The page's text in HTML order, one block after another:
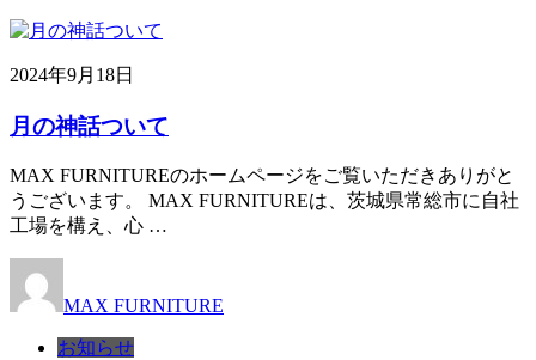
2024年9月18日
月の神話ついて
MAX FURNITUREのホームページをご覧いただきありがと
うございます。 MAX FURNITUREは、茨城県常総市に自社
工場を構え、心 …
MAX FURNITURE
お知らせ